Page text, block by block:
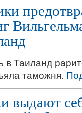
в Таиланд
таможня.
выдают